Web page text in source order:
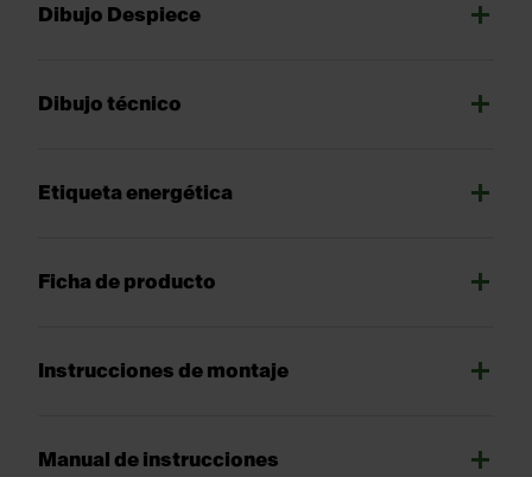
Dibujo Despiece
Dibujo técnico
Etiqueta energética
Ficha de producto
Instrucciones de montaje
Manual de instrucciones